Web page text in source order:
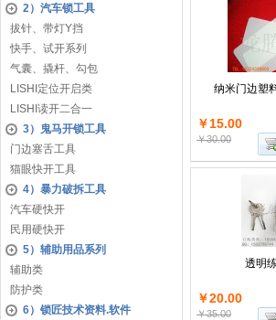
2）汽车锁工具
拔针、带灯Y挡
快手、试开系列
气囊、撬杆、勾包
LISHI定位开启类
LISHI读开二合一
3）鬼马开锁工具
门边塞舌工具
猫眼快开工具
4）暴力破拆工具
汽车硬快开
民用硬快开
5）辅助用品系列
辅助类
防护类
6）锁匠技术资料.软件
纳米门边塑
￥15.00
￥30.00
透明
￥20.00
￥35.00